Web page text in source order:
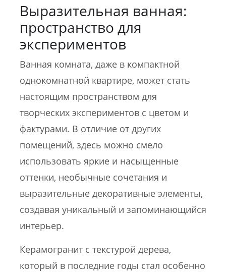
Выразительная ванная:
пространство для
экспериментов
Ванная комната, даже в компактной
однокомнатной квартире, может стать
настоящим пространством для
творческих экспериментов с цветом и
фактурами. В отличие от других
помещений, здесь можно смело
использовать яркие и насыщенные
оттенки, необычные сочетания и
выразительные декоративные элементы,
создавая уникальный и запоминающийся
интерьер.
Керамогранит с текстурой дерева,
который в последние годы стал особенно